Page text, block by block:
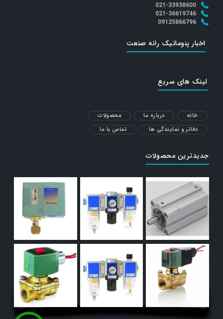
021-33938600
021-36619746
09125866796
اخبار پنوماتیک رانه صنعت
لینک های سریع
خانه درباره ما
محصولات
دفاتر و نمایندگی ها
تماس با ما
جدیدترین محصولات